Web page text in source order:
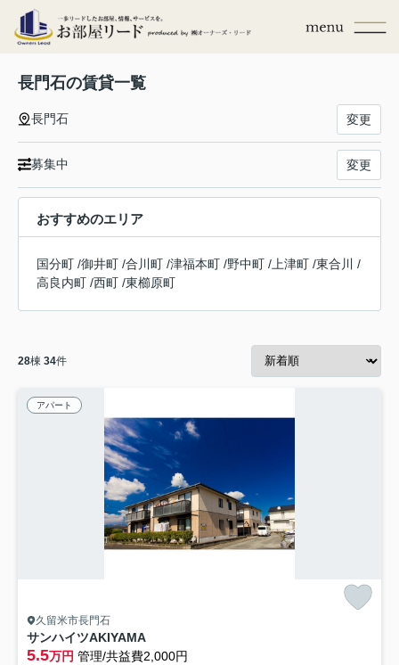
長門石の賃貸一覧
長門石 変更
募集中 変更
おすすめのエリア
国分町 /御井町 /合川町 /津福本町 /野中町 / 上津町 /東合川
/
高良内町 /西町 /東櫛原町
28棟 34件
アパート
久留米市長門石
サンハイツAKIYAMA
5.5万円 管理/共益費2,000円